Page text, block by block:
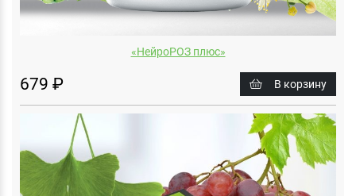
«НейроРОЗ плюс»
679 ₽ В корзину